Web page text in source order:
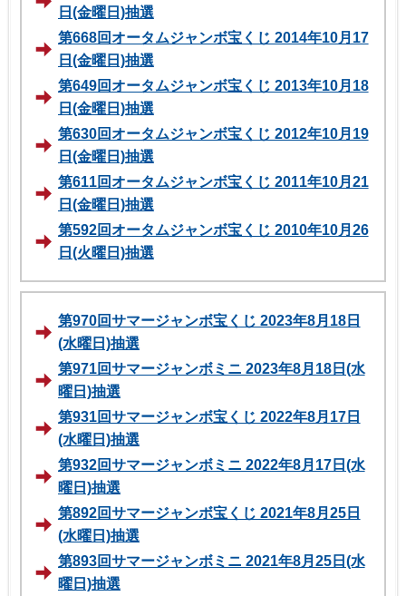
日(金曜日)抽選
第668回オータムジャンボ宝くじ 2014年10月17
日(金曜日)抽選
第649回オータムジャンボ宝くじ 2013年10月18
日(金曜日)抽選
第630回オータムジャンボ宝くじ 2012年10月19
日(金曜日)抽選
第611回オータムジャンボ宝くじ 2011年10月21
日(金曜日)抽選
第592回オータムジャンボ宝くじ 2010年10月26
日(火曜日)抽選
第970回サマージャンボ宝くじ 2023年8月18日
(水曜日)抽選
第971回サマージャンボミニ 2023年8月18日(水
曜日)抽選
第931回サマージャンボ宝くじ 2022年8月17日
(水曜日)抽選
第932回サマージャンボミニ 2022年8月17日(水
曜日)抽選
第892回サマージャンボ宝くじ 2021年8月25日
(水曜日)抽選
第893回サマージャンボミニ 2021年8月25日(水
曜日)抽選